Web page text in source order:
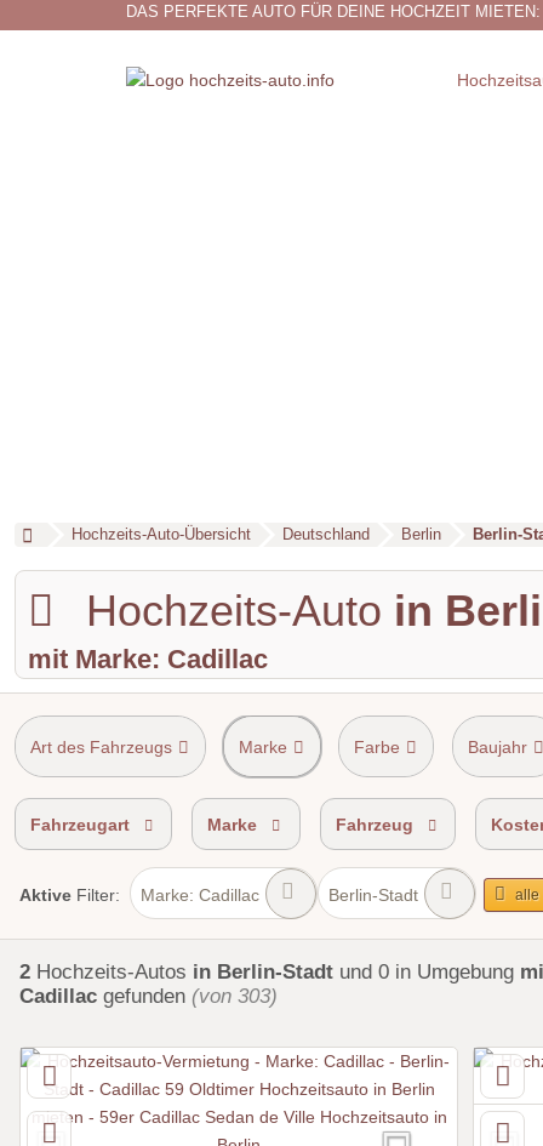
DAS PERFEKTE AUTO FÜR DEINE HOCHZEIT
Hochzeits-Auto-Übersicht Deutschland Berlin Berlin-
Hochzeits-Auto in
mit Marke: Cadillac
Art des Fahrzeugs Marke Farbe Baujahr
Shuttle Service Einzugsgebiet
Fahrzeugart Marke Fahrzeug
Aktive Filter: Marke: Cadillac Berlin-Stadt alle
2 Hochzeits-Autos in Berlin-Stadt und 0 in Umgebung
Cadillac gefunden (von 303)